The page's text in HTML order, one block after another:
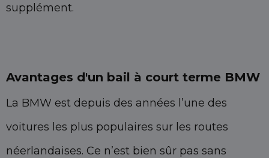
supplément.
Avantages d'un bail à court terme BMW
La BMW est depuis des années l’une des
voitures les plus populaires sur les routes
néerlandaises. Ce n’est bien sûr pas sans